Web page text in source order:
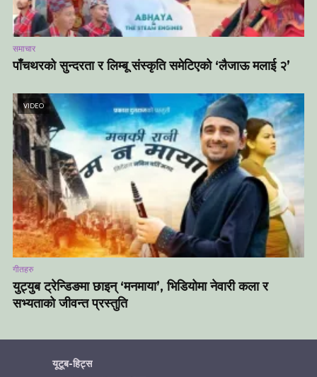
समाचार
पाँचथरको सुन्दरता र लिम्बू संस्कृति समेटिएको ‘लैजाऊ मलाई २’
VIDEO
गीतहरु
युट्युब ट्रेन्डिङमा छाइन् ‘मनमाया’, भिडियोमा नेवारी कला र
सभ्यताको जीवन्त प्रस्तुति
यूटूब-हिट्स